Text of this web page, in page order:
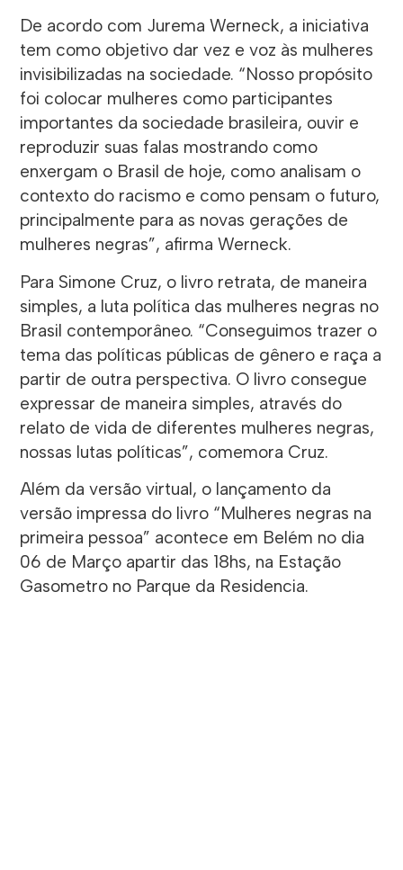
De acordo com Jurema Werneck, a iniciativa
tem como objetivo dar vez e voz às mulheres
invisibilizadas na sociedade. “Nosso propósito
foi colocar mulheres como participantes
importantes da sociedade brasileira, ouvir e
reproduzir suas falas mostrando como
enxergam o Brasil de hoje, como analisam o
contexto do racismo e como pensam o futuro,
principalmente para as novas gerações de
mulheres negras”, afirma Werneck.
Para Simone Cruz, o livro retrata, de maneira
simples, a luta política das mulheres negras no
Brasil contemporâneo. “Conseguimos trazer o
tema das políticas públicas de gênero e raça a
partir de outra perspectiva. O livro consegue
expressar de maneira simples, através do
relato de vida de diferentes mulheres negras,
nossas lutas políticas”, comemora Cruz.
Além da versão virtual, o lançamento da
versão impressa do livro “Mulheres negras na
primeira pessoa” acontece em Belém no dia
06 de Março apartir das 18hs, na Estação
Gasometro no Parque da Residencia.